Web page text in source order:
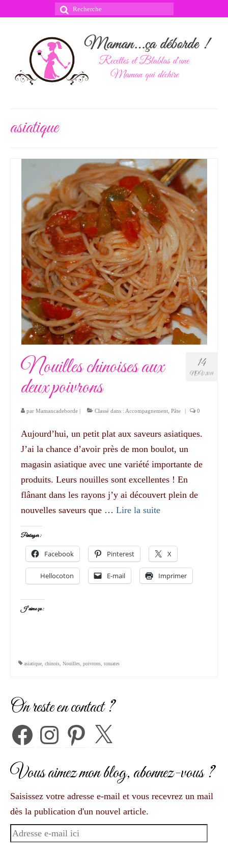
Rechercher
asiatique
14
NOV 2014
Nouilles chinoises aux
deux poivrons
par Mamancadeborde | Classé dans : Accompagnement Pâte | 0
Aujourd’hui, un petit plat aux saveurs asiatiques.
J’ai la chance d’avoir près de mon boulot, un
magasin asiatique avec une variété importante de
produits. Leurs nouilles sont excellentes ! En
flânant dans les rayons j’y ai découvert plein de
nouvelles saveurs que … Lire la suite­­
Partager :
Facebook Pinterest X
Hellocoton E-mail Imprimer
J’aime ça :
asiatique chinois Nouilles poivrons tomates
On reste en contact ?
FacebookInstagramPinterest X
Vous aimez mon blog, abonnez-vous ?
Saisissez votre adresse e-mail et vous recevrez un mail
dès la publication d'un nouvel article.
Adresse